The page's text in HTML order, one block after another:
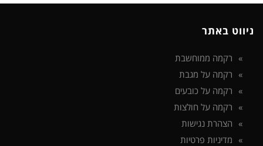
ניווט באתר
רקמה ממוחשבת
רקמה על מגבת
רקמה על כובעים
רקמה על חולצות
הצהרת נגישות
מדיניות פרטיות